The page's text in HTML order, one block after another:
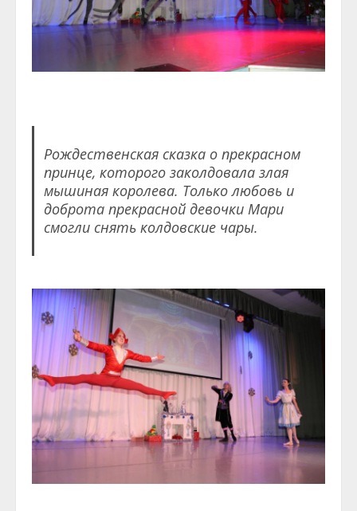
Рождественская сказка о прекрасном
принце, которого заколдовала злая
мышиная королева. Только любовь и
доброта прекрасной девочки Мари
смогли снять колдовские чары.